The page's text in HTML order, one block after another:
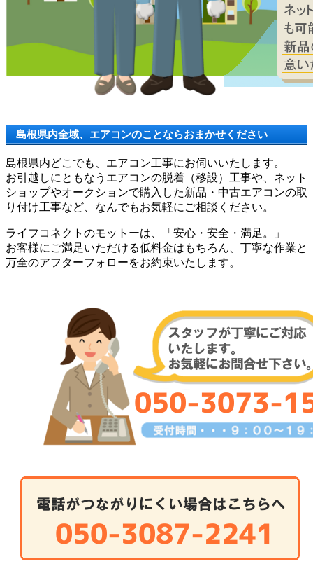
島根県内全域、エアコンのことならおまかせください
島根県内どこでも、エアコン工事にお伺いいたします。
お引越しにともなうエアコンの脱着（移設）工事や、ネット
ショップやオークションで購入した新品・中古エアコンの取
り付け工事など、なんでもお気軽にご相談ください。
ライフコネクトのモットーは、「安心・安全・満足。」
お客様にご満足いただける低料金はもちろん、丁寧な作業と
万全のアフターフォローをお約束いたします。